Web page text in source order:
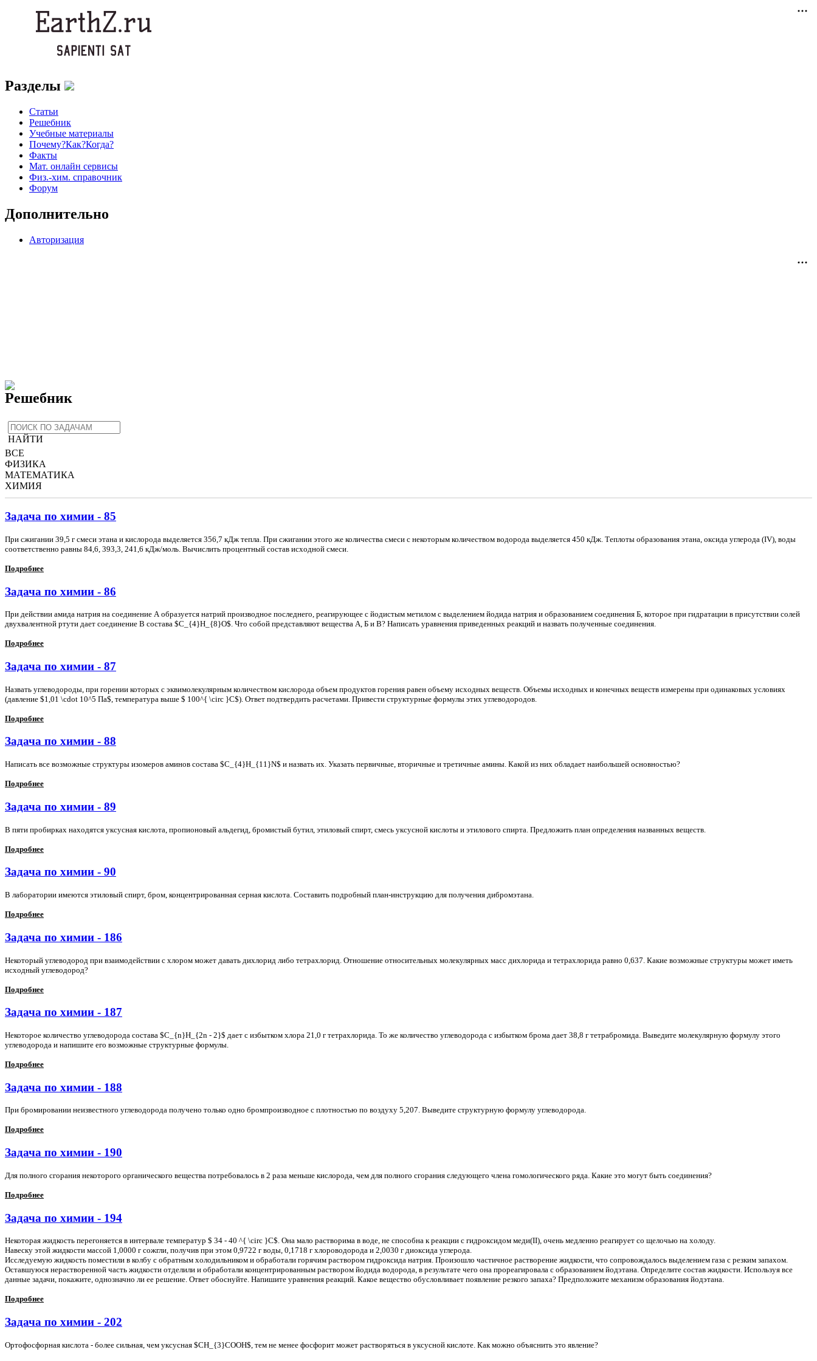
Разделы
Статьи
Решебник
Учебные материалы
Почему?Как?Когда?
Факты
Мат. онлайн сервисы
Физ.-хим. справочник
Форум
Дополнительно
Авторизация
Решебник
НАЙТИ
ВСЕ
ФИЗИКА
МАТЕМАТИКА
ХИМИЯ
Задача по химии - 85
При сжигании 39,5 г смеси этана и кислорода выделяется 356,7 кДж тепла. При сжигании этого же количества смеси с некоторым количеством водорода выделяется 450 кДж. Теплоты образования этана, оксида углерода (IV), воды
соответственно равны 84,6, 393,3, 241,6 кДж/моль. Вычислить процентный состав исходной смеси.
Подробнее
Задача по химии - 86
При действии амида натрия на соединение А образуется натрий производное последнего, реагирующее с йодистым метилом с выделением йодида натрия и образованием соединения Б, которое при гидратации в присутствии солей
двухвалентной ртути дает соединение В состава $C_{4}H_{8}O$. Что собой представляют вещества А, Б и В? Написать уравнения приведенных реакций и назвать полученные соединения.
Подробнее
Задача по химии - 87
Назвать углеводороды, при горении которых с эквимолекулярным количеством кислорода объем продуктов горения равен объему исходных веществ. Объемы исходных и конечных веществ измерены при одинаковых условиях
(давление $1,01 \cdot 10^5 Па$, температура выше $ 100^{ \circ }C$). Ответ подтвердить расчетами. Привести структурные формулы этих углеводородов.
Подробнее
Задача по химии - 88
Написать все возможные структуры изомеров аминов состава $C_{4}H_{11}N$ и назвать их. Указать первичные, вторичные и третичные амины. Какой из них обладает наибольшей основностью?
Подробнее
Задача по химии - 89
В пяти пробирках находятся уксусная кислота, пропионовый альдегид, бромистый бутил, этиловый спирт, смесь уксусной кислоты и этилового спирта. Предложить план определения названных веществ.
Подробнее
Задача по химии - 90
В лаборатории имеются этиловый спирт, бром, концентрированная серная кислота. Составить подробный план-инструкцию для получения дибромэтана.
Подробнее
Задача по химии - 186
Некоторый углеводород при взаимодействии с хлором может давать дихлорид либо тетрахлорид. Отношение относительных молекулярных масс дихлорида и тетрахлорида равно 0,637. Какие возможные структуры может иметь
исходный углеводород?
Подробнее
Задача по химии - 187
Некоторое количество углеводорода состава $C_{n}H_{2n - 2}$ дает с избытком хлора 21,0 г тетрахлорида. То же количество углеводорода с избытком брома дает 38,8 г тетрабромида. Выведите молекулярную формулу этого
углеводорода и напишите его возможные структурные формулы.
Подробнее
Задача по химии - 188
При бромировании неизвестного углеводорода получено только одно бромпроизводное с плотностью по воздуху 5,207. Выведите структурную формулу углеводорода.
Подробнее
Задача по химии - 190
Для полного сгорания некоторого органического вещества потребовалось в 2 раза меньше кислорода, чем для полного сгорания следующего члена гомологического ряда. Какие это могут быть соединения?
Подробнее
Задача по химии - 194
Некоторая жидкость перегоняется в интервале температур $ 34 - 40 ^{ \circ }C$. Она мало растворима в воде, не способна к реакции с гидроксидом меди(II), очень медленно реагирует со щелочью на холоду.
Навеску этой жидкости массой 1,0000 г сожгли, получив при этом 0,9722 г воды, 0,1718 г хлороводорода и 2,0030 г диоксида углерода.
Исследуемую жидкость поместили в колбу с обратным холодильником и обработали горячим раствором гидроксида натрия. Произошло частичное растворение жидкости, что сопровождалось выделением газа с резким запахом.
Оставшуюся нерастворенной часть жидкости отделили и обработали концентрированным раствором йодида водорода, в результате чего она прореагировала с образованием йодэтана. Определите состав жидкости. Используя все
данные задачи, покажите, однозначно ли ее решение. Ответ обоснуйте. Напишите уравнения реакций. Какое вещество обусловливает появление резкого запаха? Предположите механизм образования йодэтана.
Подробнее
Задача по химии - 202
Ортофосфорная кислота - более сильная, чем уксусная $CH_{3}COOH$, тем не менее фосфорит может растворяться в уксусной кислоте. Как можно объяснить это явление?